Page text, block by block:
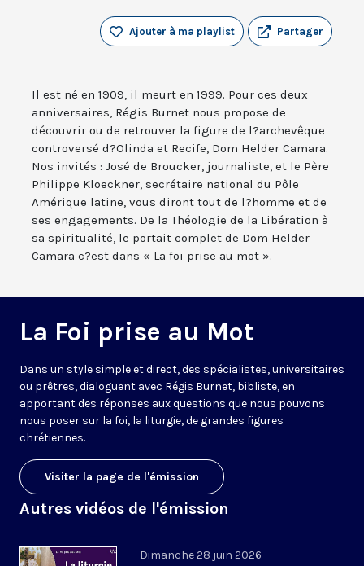
Partager
Ajouter à ma playlist
Il est né en 1909, il meurt en 1999. Pour ces deux
anniversaires, Régis Burnet nous propose de
découvrir ou de retrouver la figure de l?archevêque
controversé d?Olinda et Recife, Dom Helder Camara.
Nos invités : José de Broucker, journaliste, et le Père
Philippe Kloeckner, secrétaire national du Pôle
Amérique latine, vous diront tout de l?homme et de
ses engagements. De la Théologie de la Libération à
sa spiritualité, le portait complet de Dom Helder
Camara c?est dans « La foi prise au mot ».
La Foi prise au Mot
Dans un style simple et direct, des spécialistes, universitaires
ou prêtres, dialoguent avec Régis Burnet, bibliste, en
apportant des réponses aux questions que nous pouvons
nous poser sur la foi, la liturgie, de grandes figures
chrétiennes.
Visiter la page de l'émission
Autres vidéos de l'émission
Dimanche 28 juin 2026